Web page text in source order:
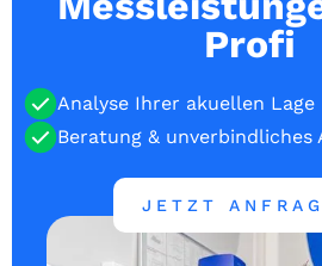
Profi
Analyse Ihrer akuellen Lage
Beratung & unverbindliches
JETZT